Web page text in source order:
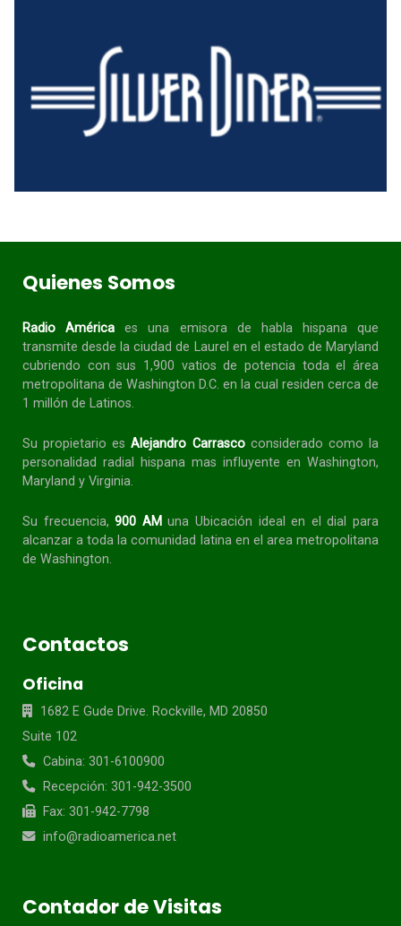
Quienes Somos
Radio América es una emisora de habla hispanaque
transmite desde la ciudad de Laurel en el estado de Maryland
cubriendo con sus 1,900 vatios de potencia toda el área
metropolitana de Washington D.C. en la cual residen cerca de
1 millón de Latinos.
Su propietario esAlejandro Carrascoconsiderado como la
personalidad radial
hispana mas influyente en Washington,
Maryland y Virginia.
Su frecuencia, 900 AM una Ubicación ideal en el dial para
alcanzar a toda lacomunidad latina en el area metropolitana
de Washington.
Contactos
Oficina
1682 E Gude Drive. Rockville, MD 20850
Suite 102
Cabina: 301-6100900
Recepción: 301-942-3500
Fax: 301-942-7798
info@radioamerica.net
Contador de Visitas